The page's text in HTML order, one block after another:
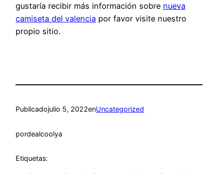
gustaría recibir más información sobre nueva
camiseta del valencia por favor visite nuestro
propio sitio.
Publicadojulio 5, 2022enUncategorized
pordealcoolya
Etiquetas: